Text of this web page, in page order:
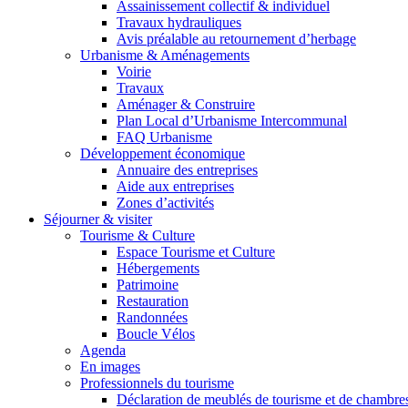
Assainissement collectif & individuel
Travaux hydrauliques
Avis préalable au retournement d’herbage
Urbanisme & Aménagements
Voirie
Travaux
Aménager & Construire
Plan Local d’Urbanisme Intercommunal
FAQ Urbanisme
Développement économique
Annuaire des entreprises
Aide aux entreprises
Zones d’activités
Séjourner & visiter
Tourisme & Culture
Espace Tourisme et Culture
Hébergements
Patrimoine
Restauration
Randonnées
Boucle Vélos
Agenda
En images
Professionnels du tourisme
Déclaration de meublés de tourisme et de